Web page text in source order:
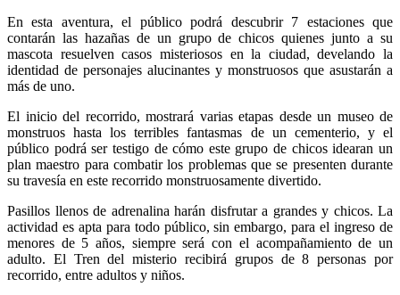
En esta aventura, el público podrá descubrir 7 estaciones que
contarán las hazañas de un grupo de chicos quienes junto a su
mascota resuelven casos misteriosos en la ciudad, develando la
identidad de personajes alucinantes y monstruosos que asustarán a
más de uno.
El inicio del recorrido, mostrará varias etapas desde un museo de
monstruos hasta los terribles fantasmas de un cementerio, y el
público podrá ser testigo de cómo este grupo de chicos idearan un
plan maestro para combatir los problemas que se presenten durante
su travesía en este recorrido monstruosamente divertido.
Pasillos llenos de adrenalina harán disfrutar a grandes y chicos. La
actividad es apta para todo público, sin embargo, para el ingreso de
menores de 5 años, siempre será con el acompañamiento de un
adulto. El Tren del misterio recibirá grupos de 8 personas por
recorrido, entre adultos y niños.